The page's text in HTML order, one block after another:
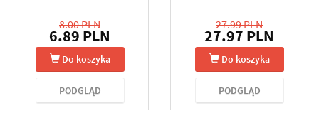
8.00 PLN
6.89 PLN
Do koszyka
PODGLĄD
27.99 PLN
27.97 PLN
Do koszyka
PODGLĄD